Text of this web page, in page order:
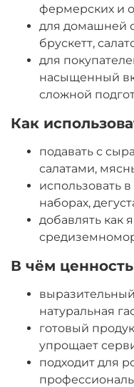
фермерских и
для домашней
брускетт,
для
насыщенный
сложной
Как
подавать с
салатами,
использовать
наборах,
добавлять как
В чём ценность
натуральная
готовый
упрощает
подходит для